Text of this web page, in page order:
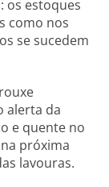
os estoques
como nos
se sucedem
alerta da
e quente no
próxima
lavouras.